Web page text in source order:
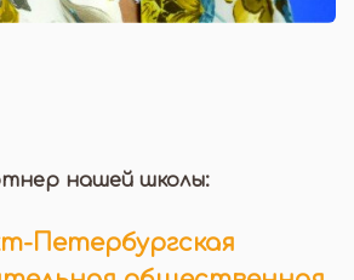
нашей школы:
Петербургская